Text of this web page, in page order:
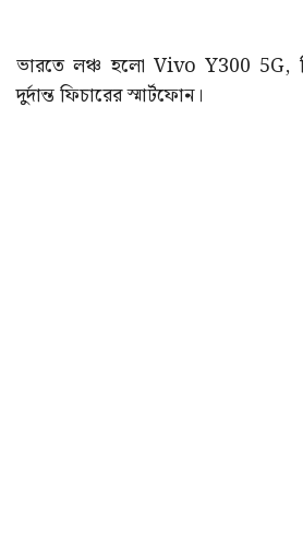
ভারতে লঞ্চ হলো Vivo Y300 5G,
দুর্দান্ত ফিচারের স্মার্টফোন।